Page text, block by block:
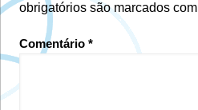
obrigatórios são marcados com
Comentário *